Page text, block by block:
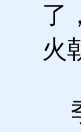
了
火